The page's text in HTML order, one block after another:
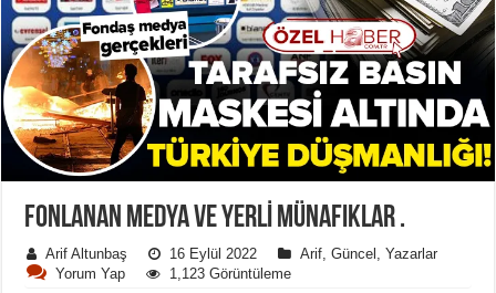
FONLANAN MEDYA VE YERLI MÜNAFIKLAR .
Arif Altunbaş 16 Eylül 2022 Arif,Güncel ,Yazarlar
Yorum Yap
1,123 Görüntüleme